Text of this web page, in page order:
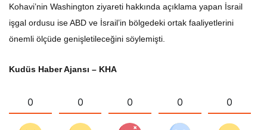
Kohavi’nin Washington ziyareti hakkında açıklama yapan İsrail
işgal ordusu ise ABD ve İsrail’in bölgedeki ortak faaliyetlerini
önemli ölçüde genişletileceğini söylemişti.
Kudüs Haber Ajansı – KHA
0 0 0 0 0